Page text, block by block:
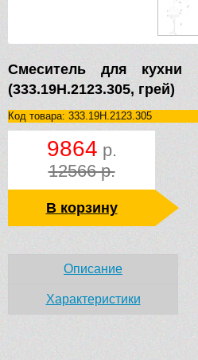
Смеситель для кухни
(333.19H.2123.305, грей)
Код товара: 333.19H.2123.305
9864 р.
12566 р.
В корзину
Описание
Характеристики